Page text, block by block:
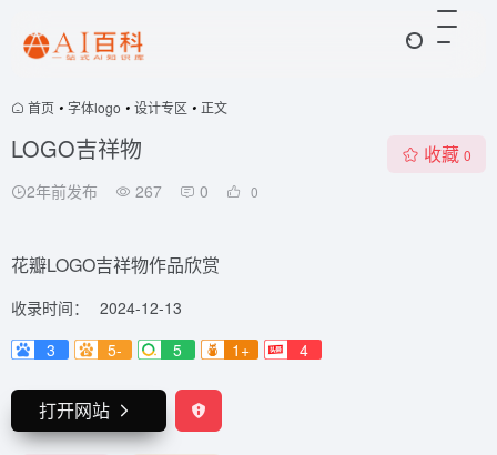
首页 • 字体logo • 设计专区 • 正文
LOGO吉祥物
2年前发布 267 0 0
收藏 0
花瓣LOGO吉祥物作品欣赏
收录时间：
2024-12-13
3
5- 5 1+ 4
打开网站